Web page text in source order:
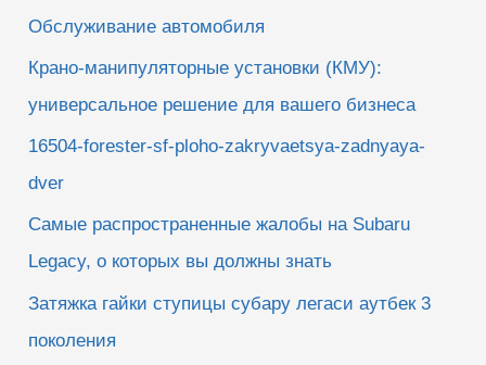
Обслуживание автомобиля
Крано-манипуляторные установки (КМУ):
универсальное решение для вашего бизнеса
16504-forester-sf-ploho-zakryvaetsya-zadnyaya-
dver
Самые распространенные жалобы на Subaru
Legacy, о которых вы должны знать
Затяжка гайки ступицы субару легаси аутбек 3
поколения